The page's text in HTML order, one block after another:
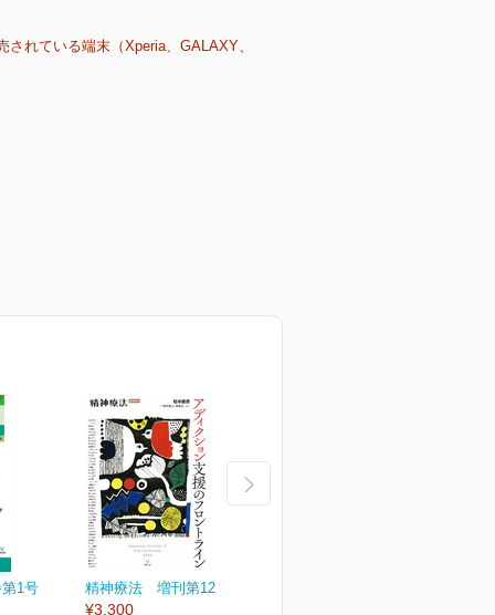
れている端末（Xperia、GALAXY、
1号
精神療法 増刊第12号
¥3,300